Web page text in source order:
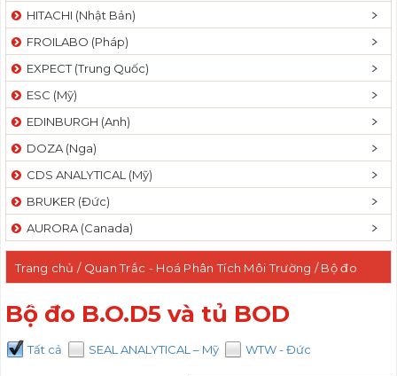
HITACHI (Nhật Bản)
FROILABO (Pháp)
EXPECT (Trung Quốc)
ESC (Mỹ)
EDINBURGH (Anh)
DOZA (Nga)
CDS ANALYTICAL (Mỹ)
BRUKER (Đức)
AURORA (Canada)
Trang chủ / Quan Trắc - Hoá Phân Tích Môi Trường / Bộ đo
B.O.D5 và tủ BOD
Bộ đo B.O.D5 và tủ BOD
Tất cả SEAL ANALYTICAL – Mỹ WTW - Đức